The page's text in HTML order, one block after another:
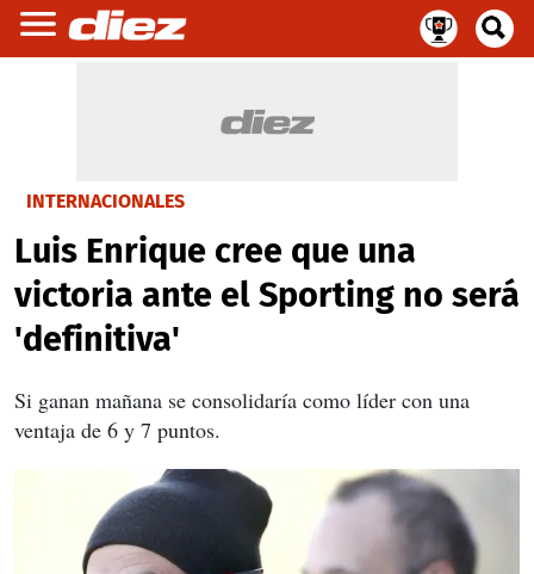
INTERNACIONALES
Luis Enrique cree que una
victoria ante el Sporting no será
'definitiva'
Si ganan mañana se consolidaría como líder con una
ventaja de 6 y 7 puntos.